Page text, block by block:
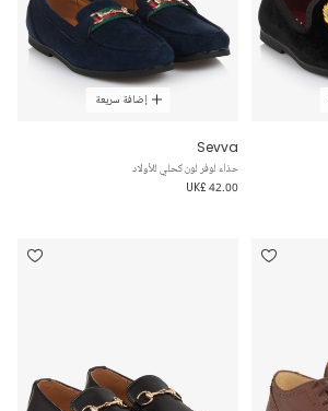
إضافة سريعة
Sevva
حذاء لوفر لون كحلي للأولاد
UK£ 42.00